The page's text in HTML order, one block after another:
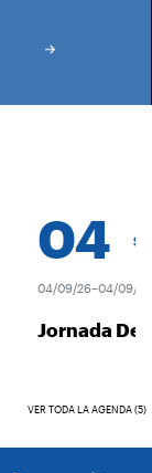
04 SEP.
04/09/26–04/09/26
Jornada
VER TODA LA AGENDA (5)